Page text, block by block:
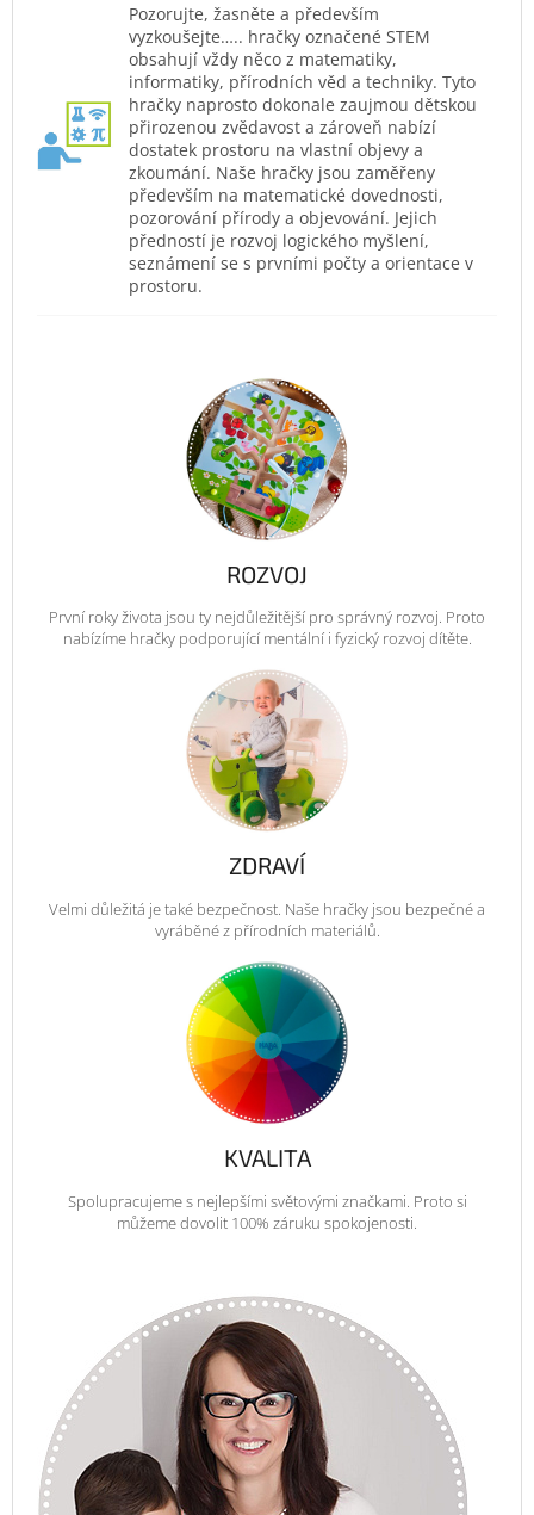
Pozorujte, žasněte a především
vyzkoušejte….. hračky označené STEM
obsahují vždy něco z matematiky,
informatiky, přírodních věd a techniky. Tyto
hračky naprosto dokonale zaujmou dětskou
přirozenou zvědavost a zároveň nabízí
dostatek prostoru na vlastní objevy a
zkoumání. Naše hračky jsou zaměřeny
především na matematické dovednosti,
pozorování přírody a objevování. Jejich
předností je rozvoj logického myšlení,
seznámení se s prvními počty a orientace v
prostoru.
ROZVOJ
První roky života jsou ty nejdůležitější pro správný rozvoj. Proto
nabízíme hračky podporující mentální i fyzický rozvoj dítěte.
ZDRAVÍ
Velmi důležitá je také bezpečnost. Naše hračky jsou bezpečné a
vyráběné z přírodních materiálů.
KVALITA
Spolupracujeme s nejlepšími světovými značkami. Proto si
můžeme dovolit 100% záruku spokojenosti.